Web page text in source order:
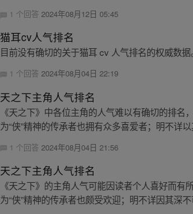
1 个回答2024年08月12日 05:45
猫耳cv人气排名
目前没有确切的关于猫耳 cv 人气排名的权威数
1 个回答2024年08月04日 22:19
天之下主角人气排名
《天之下》中各位主角的人气难以有确切的排
为“侠”精神的传承者也拥有众多喜爱者；明不详
1 个回答 2024年08月04日 21:56
天之下主角人气排名
《天之下》的主角人气可能因读者个人喜好而
为“侠”精神的传承者也颇受欢迎；明不详因其深